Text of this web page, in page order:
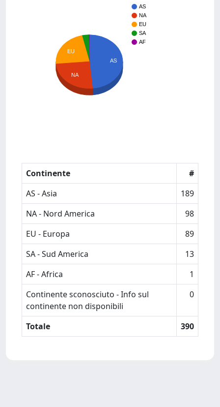
AS
NA
EU
SA
AF
AS
EU
NA
Continente
#
AS - Asia
189
NA - Nord America
98
EU - Europa
89
SA - Sud America
13
AF - Africa
1
Continente sconosciuto - Info sul
continente non disponibili
0
Totale 390